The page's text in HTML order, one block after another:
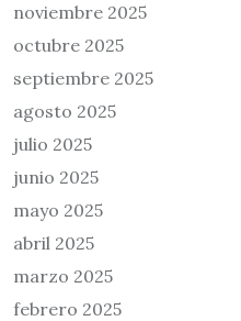
noviembre 2025
octubre 2025
septiembre 2025
agosto 2025
julio 2025
junio 2025
mayo 2025
abril 2025
marzo 2025
febrero 2025